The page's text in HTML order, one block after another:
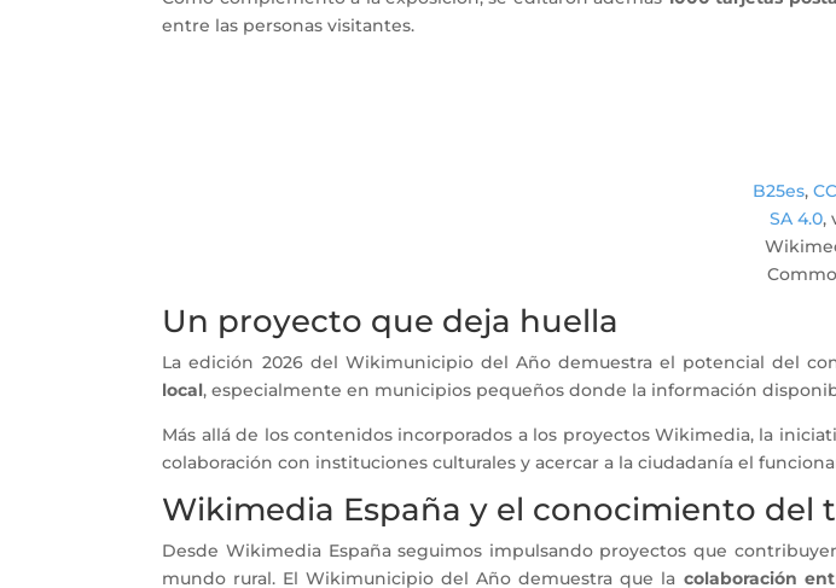
entre las personas visitantes.
B25es,
SA 4.0,
Un proyecto que deja huella
La edición 2026 del Wikimunicipio del Año demuestra el potencial del
local, especialmente en municipios pequeños donde la información
Más allá de los contenidos incorporados a los proyectos Wikimedia, la
colaboración con instituciones culturales y acercar a la ciudadanía el
Wikimedia España y el conocimiento del
Desde Wikimedia España seguimos impulsando proyectos que
mundo rural. El Wikimunicipio del Año demuestra que la colaboración